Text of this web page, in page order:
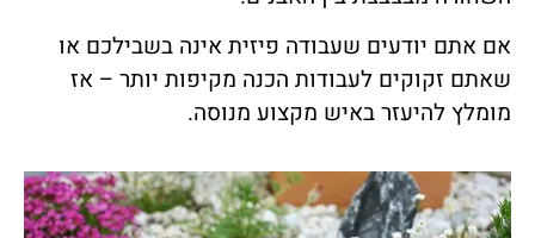
אם אתם יודעים שעבודה פיזית אינה בשבילכם או
שאתם זקוקים לעבודות הכנה מקיפות יותר – אז
מומלץ להיעזר באיש מקצוע מנוסה.